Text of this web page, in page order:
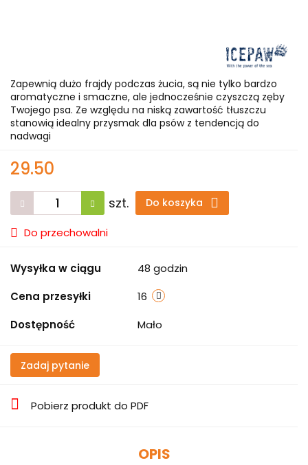
Zapewnią dużo frajdy podczas żucia, są nie tylko bardzo
aromatyczne i smaczne, ale jednocześnie czyszczą zęby
Twojego psa. Ze względu na niską zawartość tłuszczu
stanowią idealny przysmak dla psów z tendencją do
nadwagi
29.50
szt. Do koszyka
Do przechowalni
Wysyłka w ciągu
48 godzin
Cena przesyłki
16
Dostępność
Mało
Zadaj pytanie
Pobierz produkt do PDF
OPIS